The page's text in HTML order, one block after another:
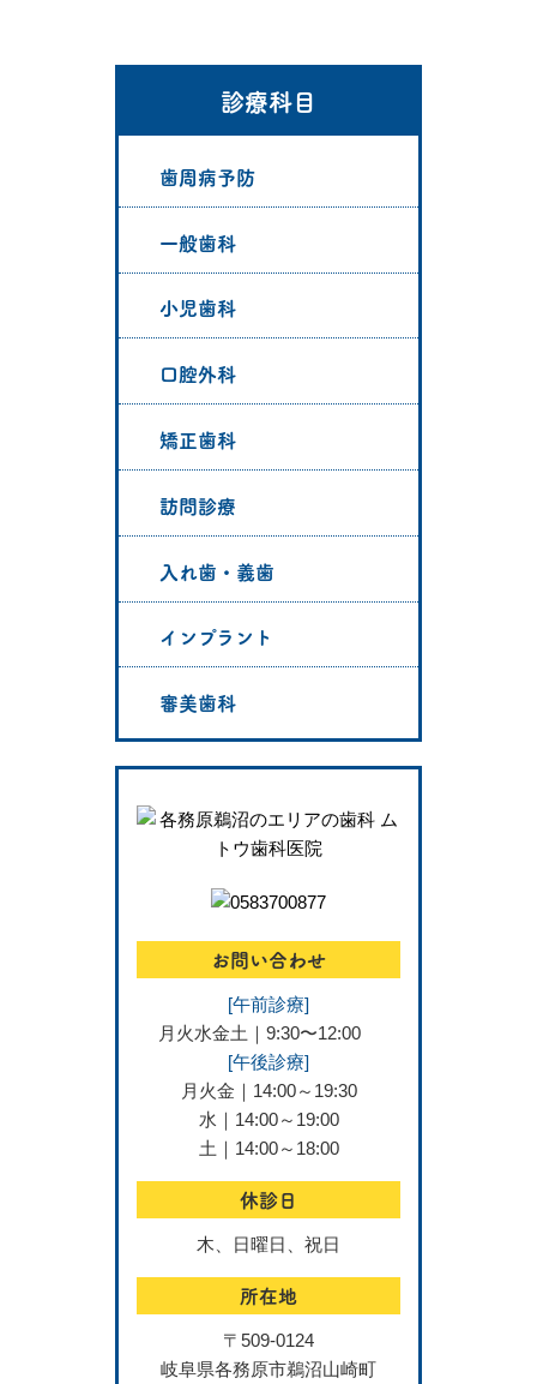
診療科目
歯周病予防
一般歯科
小児歯科
口腔外科
矯正歯科
訪問診療
入れ歯・義歯
インプラント
審美歯科
お問い合わせ
[午前診療]
月火水金土｜9:30〜12:00
[午後診療]
月火金｜14:00～19:30
水｜14:00～19:00
土｜14:00～18:00
休診日
木、日曜日、祝日
所在地
〒509-0124
岐阜県各務原市鵜沼山崎町